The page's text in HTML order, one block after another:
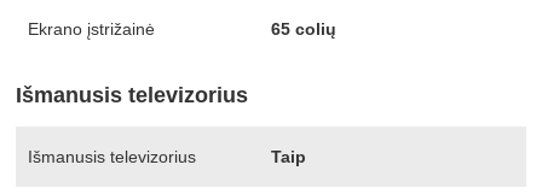
Ekrano įstrižainė 65 colių
Išmanusis televizorius
Išmanusis televizorius Taip